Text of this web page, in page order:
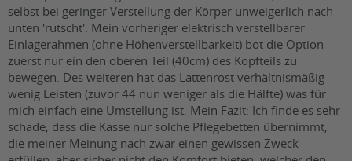
selbst bei geringer Verstellung der Körper unweigerlich nach
unten 'rutscht'. Mein vorheriger elektrisch verstellbarer
Einlagerahmen (ohne Höhenverstellbarkeit) bot die Option
zuerst nur ein den oberen Teil (40cm) des Kopfteils zu
bewegen. Des weiteren hat das Lattenrost verhältnismäßig
wenig Leisten (zuvor 44 nun weniger als die Hälfte) was für
mich einfach eine Umstellung ist. Mein Fazit: Ich finde es sehr
schade, dass die Kasse nur solche Pflegebetten übernimmt,
die meiner Meinung nach zwar einen gewissen Zweck